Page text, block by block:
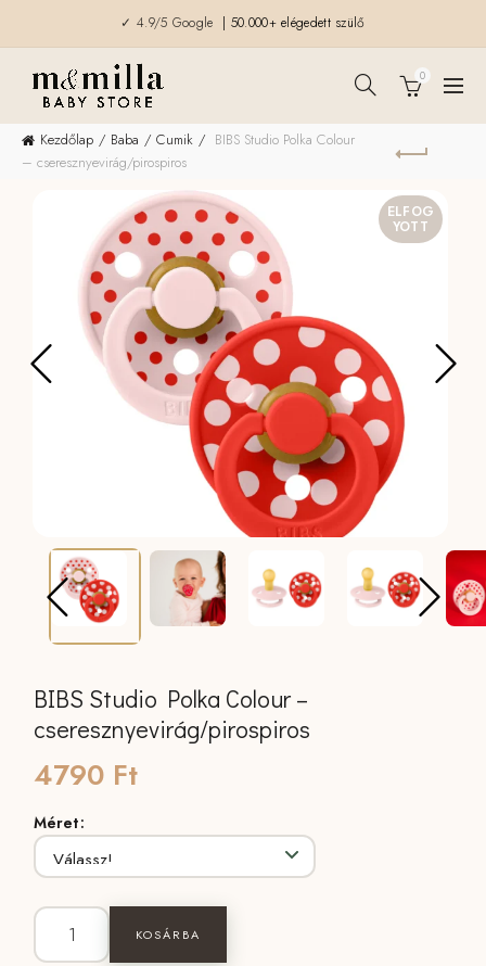
✓ 4.9/5 Google | 50.000+ elégedett szülő
0
Kezdőlap Baba Cumik
BIBS Studio Polka Colour
– cseresznyevirág/pirospiros
ELFOG
YOTT
BIBS Studio Polka Colour –
cseresznyevirág/pirospiros
4790 Ft
Méret
BIBS Studio Polka Colour - cseresznyevirág/pirospiros mennyiség
KOSÁRBA